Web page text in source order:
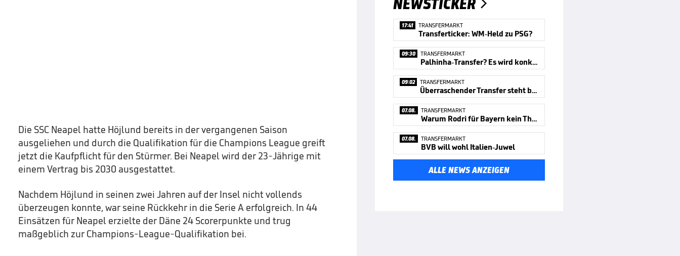
Die SSC Neapel hatte Höjlund bereits in der vergangenen Saison
ausgeliehen und durch die Qualifikation für die Champions League greift
jetzt die Kaufpflicht für den Stürmer. Bei Neapel wird der 23-Jährige mit
einem Vertrag bis 2030 ausgestattet.
Nachdem Höjlund in seinen zwei Jahren auf der Insel nicht vollends
überzeugen konnte, war seine Rückkehr in die Serie A erfolgreich. In 44
Einsätzen für Neapel erzielte der Däne 24 Scorerpunkte und trug
maßgeblich zur Champions-League-Qualifikation bei.

17:41 TRANSFERMARKT
Transferticker: WM-Held zu PSG?
09:30 TRANSFERMARKT
Palhinha-Transfer? Es wird konkret
09:02 TRANSFERMARKT
Überraschender Transfer steht bevor
07.08. TRANSFERMARKT
Warum Rodri für Bayern kein Thema ist
07.08. TRANSFERMARKT
BVB will wohl Italien-Juwel
ALLE NEWS ANZEIGEN